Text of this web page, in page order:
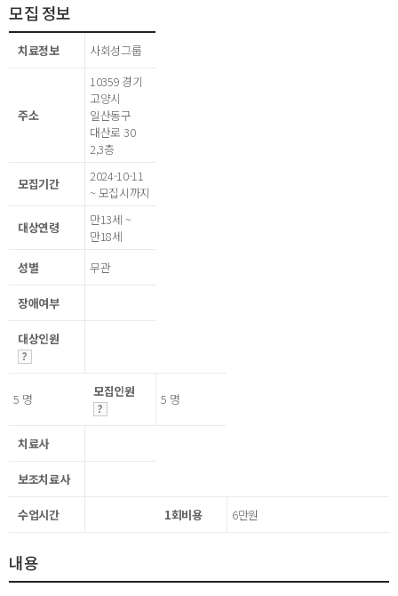
모집 정보
치료정보 사회성그룹
주소
10359 경기
고양시
일산동구
대산로 30
2,3층
모집기간
2024-10-11
~ 모집시까지
대상연령
만13세 ~
만18세
성별
무관
장애여부
대상인원
5 명 모집인원 5 명
치료사
보조치료사
수업시간 1회비용 6만원
내용